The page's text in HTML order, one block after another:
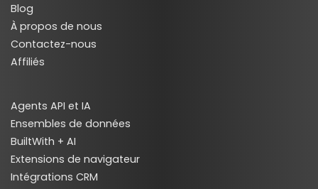
Blog
À propos de nous
Contactez-nous
Affiliés
Agents API et IA
Ensembles de données
BuiltWith + AI
Extensions de navigateur
Intégrations CRM